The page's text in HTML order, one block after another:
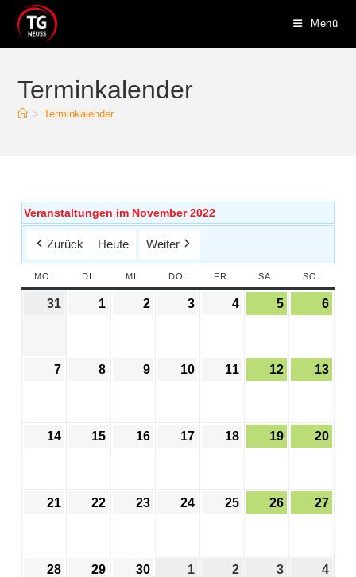
Menü
Terminkalender
> Terminkalender
Veranstaltungen im November 2022
Zurück Heute Weiter
MO. DI. MI. DO. FR. SA. SO.
31 1 2 3 4 5 6
7 8 9 10 11 12 13
14 15 16 17 18 19 20
21 22 23 24 25 26 27
28 29 30 1 2 3 4